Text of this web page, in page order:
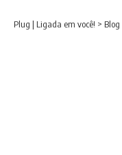
Plug | Ligada em você! > Blog